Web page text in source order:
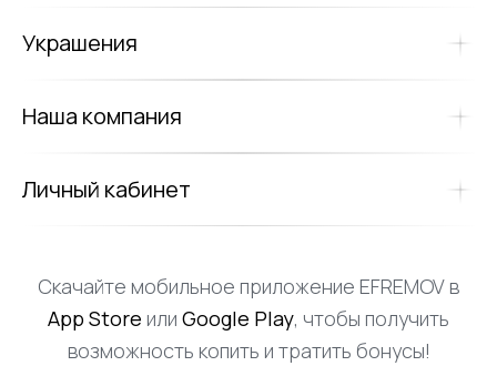
Украшения
Наша компания
Личный кабинет
Скачайте мобильное приложение EFREMOV в
App Store или Google Play, чтобы получить
возможность копить и тратить бонусы!